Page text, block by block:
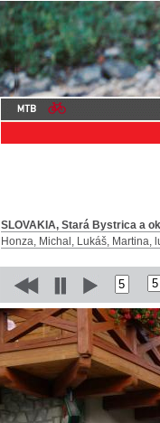
SLOVAKIA, Stará Bystrica a
Honza, Michal, Lukáš, Martina,